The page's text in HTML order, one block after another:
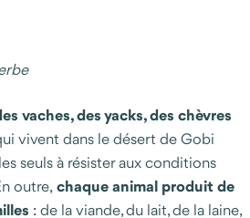
vaches, des yacks, des chèvres
vivent dans le désert de Gobi
seuls à résister aux conditions
outre,chaque animal produit de
: de la viande, du lait, de la laine,